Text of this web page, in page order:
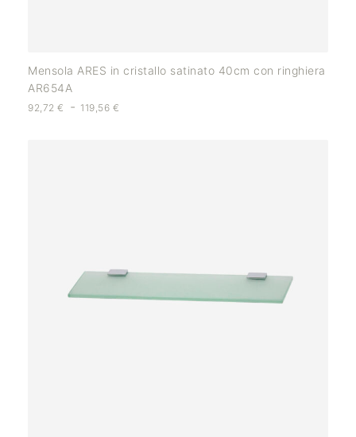
Mensola ARES in cristallo satinato 40cm con ringhiera
AR654A
92,72 € - 119,56 €